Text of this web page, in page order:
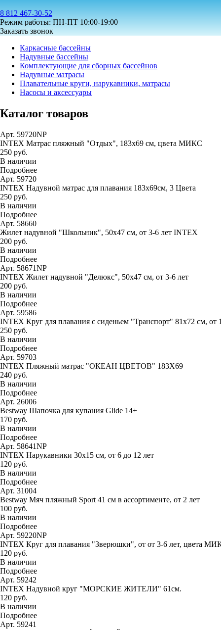
8 812 467-30-52
Режим работы: ПН-ПТ 10:00-19:00
Заказать звонок
Каркасные бассейны
Надувные бассейны
Комплектующие для сборных бассейнов
Надувные матрасы
Плавательные круги, нарукавники, матрасы
Насосы и аксессуары
Каталог товаров
Арт. 59720NP
INTEX Матрас пляжный "Отдых", 183х69 см, цвета МИКС
250 руб.
В наличии
Подробнее
Арт. 59720
INTEX Надувной матрас для плавания 183х69см, 3 Цвета
250 руб.
В наличии
Подробнее
Арт. 58660
Жилет надувной "Школьник", 50х47 см, от 3-6 лет INTEX
200 руб.
В наличии
Подробнее
Арт. 58671NP
INTEX Жилет надувной "Делюкс", 50х47 см, от 3-6 лет
200 руб.
В наличии
Подробнее
Арт. 59586
INTEX Круг для плавания с сиденьем "Транспорт" 81х72 см,
250 руб.
В наличии
Подробнее
Арт. 59703
INTEX Пляжный матрас "ОКЕАН ЦВЕТОВ" 183Х69
240 руб.
В наличии
Подробнее
Арт. 26006
Bestway Шапочка для купания Glide 14+
170 руб.
В наличии
Подробнее
Арт. 58641NP
INTEX Нарукавники 30х15 см, от 6 до 12 лет
120 руб.
В наличии
Подробнее
Арт. 31004
Bestway Мяч пляжный Sport 41 см в ассортименте, от 2 лет
100 руб.
В наличии
Подробнее
Арт. 59220NP
INTEX Круг для плавания "Зверюшки", от от 3-6 лет, цвета
120 руб.
В наличии
Подробнее
Арт. 59242
INTEX Надувной круг "МОРСКИЕ ЖИТЕЛИ" 61см.
120 руб.
В наличии
Подробнее
Арт. 59241